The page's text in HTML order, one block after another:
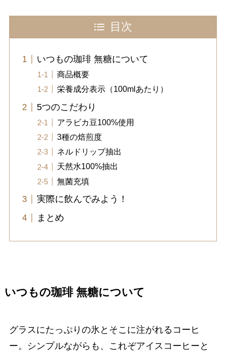
目次
いつもの珈琲 無糖について
商品概要
栄養成分表示（100mlあたり）
5つのこだわり
アラビカ豆100%使用
3種の焙煎度
ネルドリップ抽出
天然水100%抽出
無菌充填
実際に飲んでみよう！
まとめ
いつもの珈琲 無糖について
グラスにたっぷりの氷とそこに注がれるコーヒ
ー。シンプルながらも、これぞアイスコーヒーと